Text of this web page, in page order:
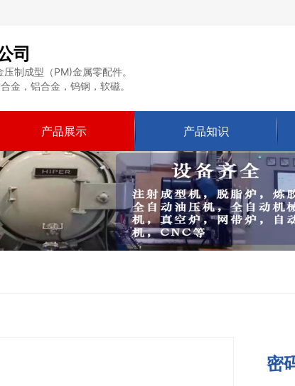
司
制成型（PM)金属零配件。
金，铝合金，钨钢，软磁。
产品展示 产品知识
密